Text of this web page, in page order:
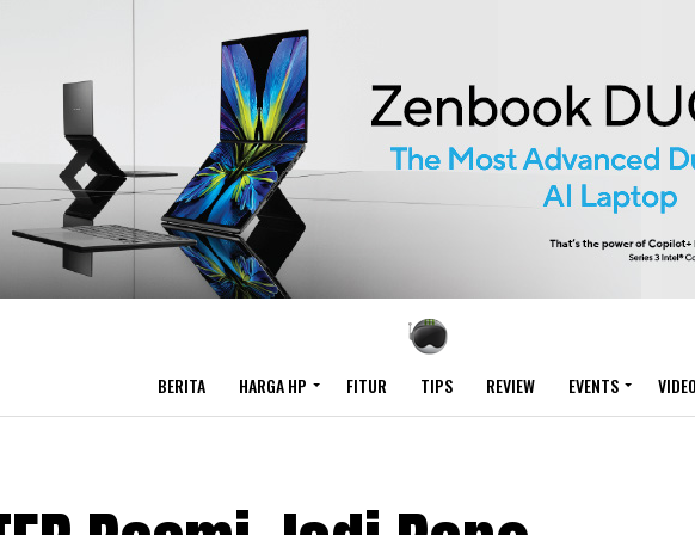
BERITA HARGA HP FITUR TIPS REVIEW EVENTS